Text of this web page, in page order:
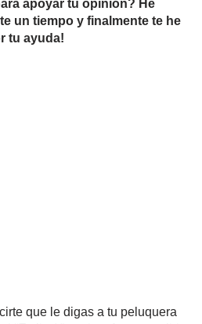
apoyar tu opinión? He
un tiempo y finalmente te he
tu ayuda!
que le digas a tu peluquera